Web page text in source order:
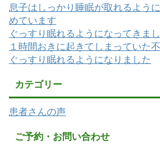
息子はしっかり睡眠が取れるよう
めています
ぐっすり眠れるようになってきま
１時間おきに起きてしまっていた
ぐっすり眠れるようになりました
カテゴリー
患者さんの声
ご予約・お問い合わせ